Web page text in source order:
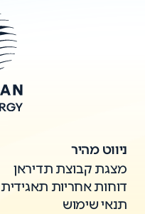
ניווט מהיר
מצגת קבוצת תדיראן
דוחות אחריות תאגידית
תנאי שימוש